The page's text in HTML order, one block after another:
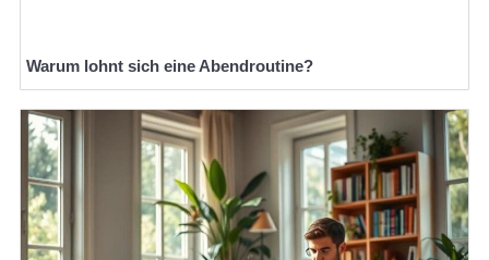
Warum lohnt sich eine Abendroutine?